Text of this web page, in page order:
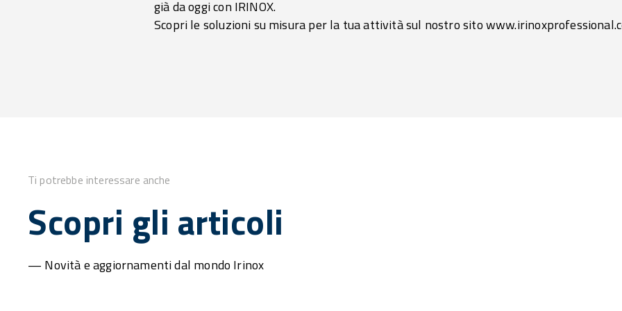
già da oggi con IRINOX.
Scopri le soluzioni su misura per la tua attività sul nostro sito
Ti potrebbe interessare anche
Scopri gli articoli
— Novità e aggiornamenti dal mondo Irinox